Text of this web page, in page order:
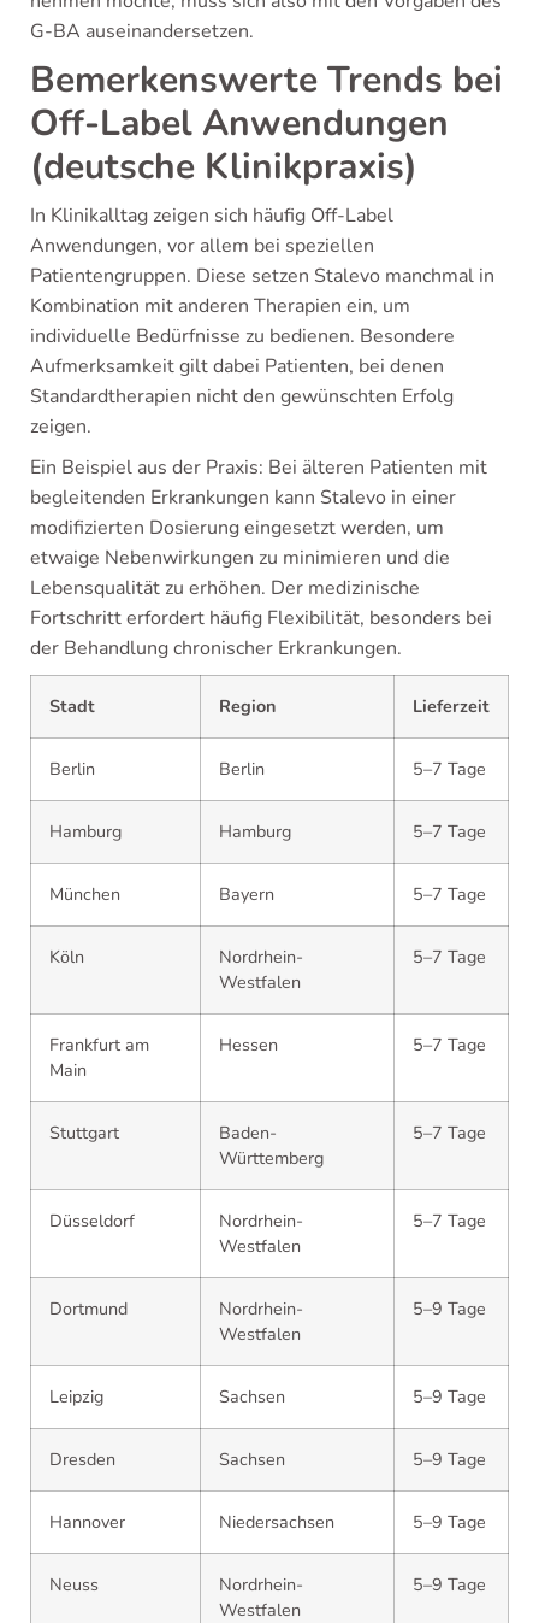
G-BA auseinandersetzen.
Bemerkenswerte Trends bei
Off-Label Anwendungen
(deutsche Klinikpraxis)
In Klinikalltag zeigen sich häufig Off-Label
Anwendungen, vor allem bei speziellen
Patientengruppen. Diese setzen Stalevo manchmal in
Kombination mit anderen Therapien ein, um
individuelle Bedürfnisse zu bedienen. Besondere
Aufmerksamkeit gilt dabei Patienten, bei denen
Standardtherapien nicht den gewünschten Erfolg
zeigen.
Ein Beispiel aus der Praxis: Bei älteren Patienten mit
begleitenden Erkrankungen kann Stalevo in einer
modifizierten Dosierung eingesetzt werden, um
etwaige Nebenwirkungen zu minimieren und die
Lebensqualität zu erhöhen. Der medizinische
Fortschritt erfordert häufig Flexibilität, besonders bei
der Behandlung chronischer Erkrankungen.
Stadt Region Lieferzeit
Berlin Berlin 5–7 Tage
Hamburg Hamburg 5–7 Tage
München Bayern 5–7 Tage
Köln
Nordrhein-
Westfalen
5–7 Tage
Frankfurt am
Main
Hessen 5–7 Tage
Stuttgart
Baden-
Württemberg
5–7 Tage
Düsseldorf
Nordrhein-
Westfalen
5–7 Tage
Dortmund
Nordrhein-
Westfalen
5–9 Tage
Leipzig Sachsen 5–9 Tage
Dresden Sachsen 5–9 Tage
Hannover Niedersachsen 5–9 Tage
Neuss
Nordrhein-
Westfalen
5–9 Tage